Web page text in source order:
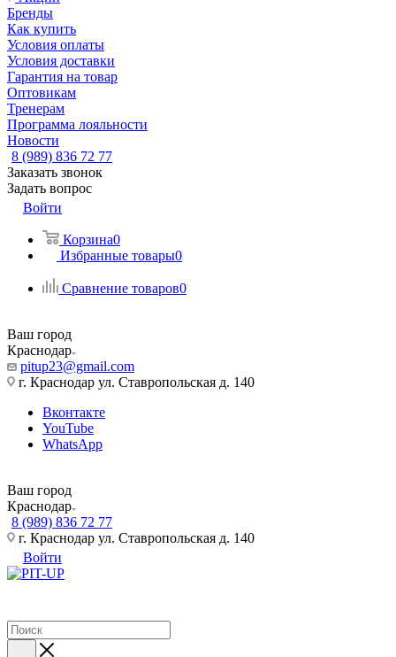
Бренды
Как купить
Условия оплаты
Условия доставки
Гарантия на товар
Оптовикам
Тренерам
Программа лояльности
Новости
8 (989) 836 72 77
Заказать звонок
Задать вопрос
Войти
Корзина0
Избранные товары0
Сравнение товаров0
Ваш город
Краснодар
pitup23@gmail.com
г. Краснодар ул. Ставропольская д. 140
Вконтакте
YouTube
WhatsApp
Ваш город
Краснодар
8 (989) 836 72 77
г. Краснодар ул. Ставропольская д. 140
Войти